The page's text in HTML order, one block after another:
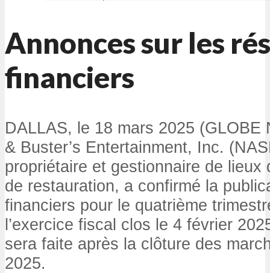
Annonces sur les
financiers
DALLAS, le 18 mars 2025 (GLOBE
& Buster’s Entertainment, Inc.
propriétaire et gestionnaire de lieux
de restauration, a confirmé la
financiers pour le quatrième
l’exercice fiscal clos le 4 février
sera faite après la clôture des
2025.